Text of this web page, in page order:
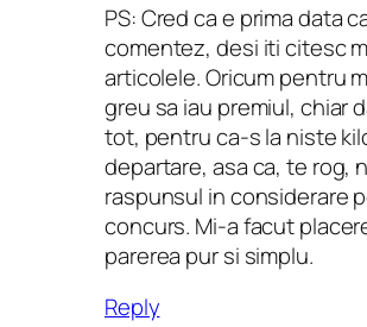
PS: Cred ca e prima data
comentez, desi iti citesc
articolele. Oricum pentru
greu sa iau premiul, chiar
tot, pentru ca-s la niste
departare, asa ca, te rog,
raspunsul in considerare
concurs. Mi-a facut
parerea pur si simplu.
Reply